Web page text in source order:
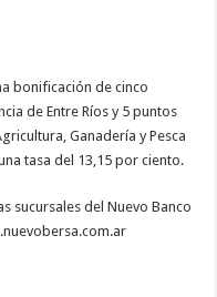
bonificación de cinco
de Entre Ríos y 5 puntos
Ganadería y Pesca
tasa del 13,15 por ciento.
sucursales del Nuevo Banco